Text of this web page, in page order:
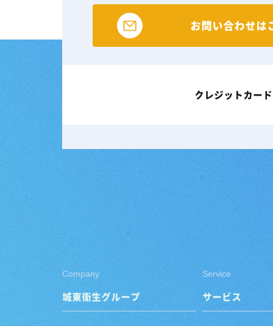
お問い合わせは
クレジットカー
Company
城東衛生グループ
Service
サービス